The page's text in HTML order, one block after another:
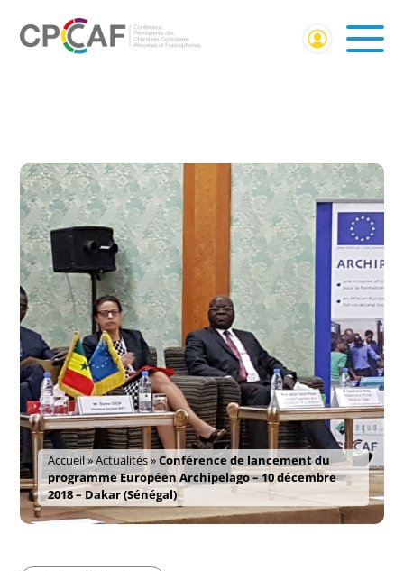
Accueil»Actualités»Conférence de lancement du
programme Européen Archipelago – 10 décembre
2018 – Dakar (Sénégal)